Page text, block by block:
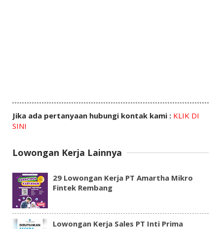
Jika ada pertanyaan hubungi kontak kami : KLIK DI
SINI
Lowongan Kerja Lainnya
29 Lowongan Kerja PT Amartha Mikro
Fintek Rembang
Lowongan Kerja Sales PT Inti Prima